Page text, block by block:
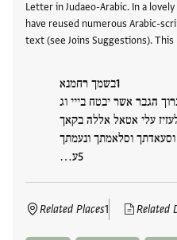
Letter in Judaeo-Arabic. In a
have reused numerous Arabic-
text (see Joins Suggestions).
בשמך רחמנא
הגבר אשר יבטח בייי וג
עלי אטאל אללה בקאך
וסלאמתך ונעמתך
ע…
Related Places1 Related